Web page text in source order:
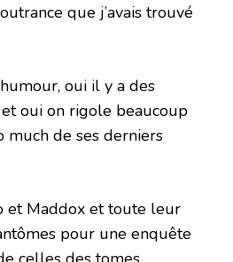
que j’avais trouvé
oui il y a des
et oui on rigole beaucoup
much de ses derniers
et Maddox et toute leur
pour une enquête